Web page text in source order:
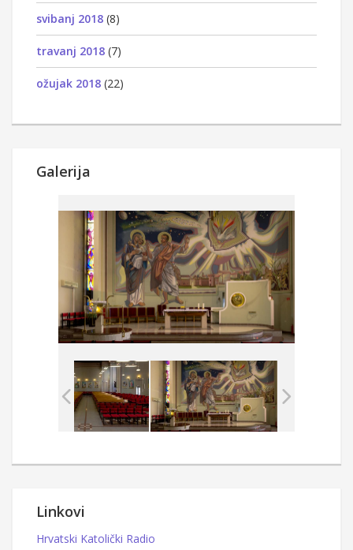
svibanj 2018 (8)
travanj 2018 (7)
ožujak 2018 (22)
Galerija
Linkovi
Hrvatski Katolički Radio